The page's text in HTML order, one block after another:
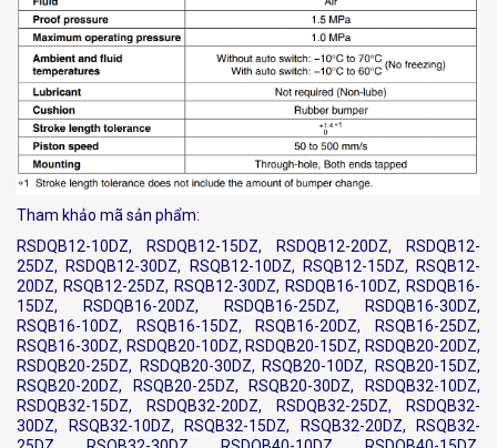
Tham khảo mã sản phẩm:
RSDQB12-10DZ, RSDQB12-15DZ, RSDQB12-20DZ, RSDQB12-
25DZ, RSDQB12-30DZ, RSQB12-10DZ, RSQB12-15DZ, RSQB12-
20DZ, RSQB12-25DZ, RSQB12-30DZ, RSDQB16-10DZ, RSDQB16-
15DZ, RSDQB16-20DZ, RSDQB16-25DZ, RSDQB16-30DZ,
RSQB16-10DZ, RSQB16-15DZ, RSQB16-20DZ, RSQB16-25DZ,
RSQB16-30DZ, RSDQB20-10DZ, RSDQB20-15DZ, RSDQB20-20DZ,
RSDQB20-25DZ, RSDQB20-30DZ, RSQB20-10DZ, RSQB20-15DZ,
RSQB20-20DZ, RSQB20-25DZ, RSQB20-30DZ, RSDQB32-10DZ,
RSDQB32-15DZ, RSDQB32-20DZ, RSDQB32-25DZ, RSDQB32-
30DZ, RSQB32-10DZ, RSQB32-15DZ, RSQB32-20DZ, RSQB32-